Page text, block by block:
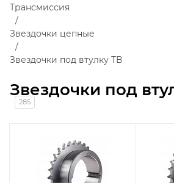
Звездочки под
285
Трансмиссия
Звездочки цепные
Звездочки под втулку ТВ